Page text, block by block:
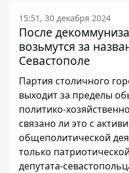
15:51, 30 декабря 2024
После
возьмутся за
Севастополе
Партия столичного
выходит за пределы
политико-
связано ли это с
общеполитической
только
депутата-